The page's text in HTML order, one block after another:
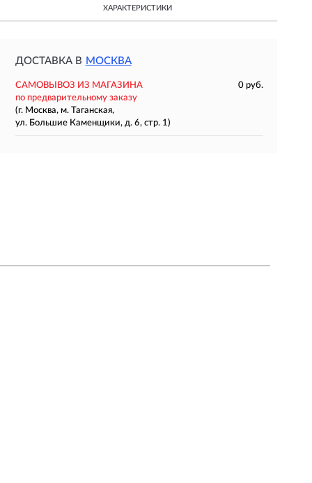
ХАРАКТЕРИСТИКИ
ДОСТАВКА В МОСКВА
САМОВЫВОЗ ИЗ МАГАЗИНА
0 руб.
по предварительному заказу
(г. Москва, м. Таганская,
ул. Большие Каменщики, д. 6, стр. 1)